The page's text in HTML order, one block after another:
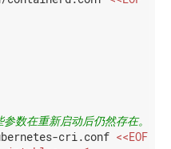
在重新启动后仍然存在。
cri.conf